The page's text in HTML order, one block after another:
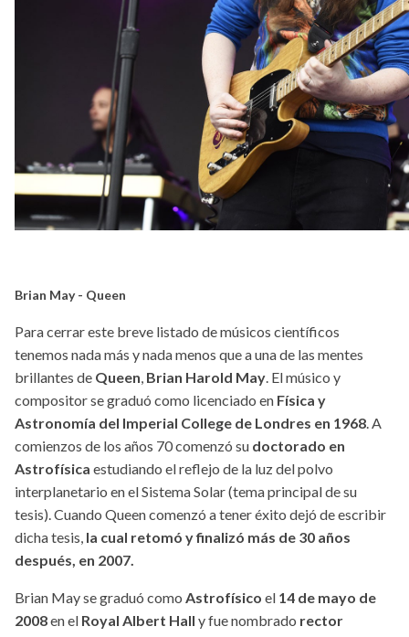
Brian May - Queen
Para cerrar este breve listado de músicos científicos
tenemos nada más y nada menos que a una de las mentes
brillantes de Queen, Brian Harold May. El músico y
compositor se graduó como licenciado en Física y
Astronomía del Imperial College de Londres en 1968. A
comienzos de los años 70 comenzó su doctorado en
Astrofísica estudiando el reflejo de la luz del polvo
interplanetario en el Sistema Solar (tema principal de su
tesis). Cuando Queen comenzó a tener éxito dejó de escribir
dicha tesis, la cual retomó y finalizó más de 30 años
después, en 2007.
Brian May se graduó como Astrofísico el 14 de mayo de
2008en el Royal Albert Hall y fue nombrado rector